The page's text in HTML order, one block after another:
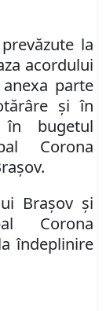
la
acordului
parte
și în
în bugetul
Corona
Brașov şi
Corona
îndeplinire